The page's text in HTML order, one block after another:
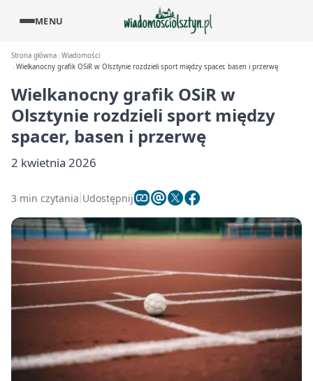
MENU
Strona główna Wiadomości
Wielkanocny grafik OSiR w Olsztynie rozdzieli sport między spacer, basen i przerwę
Wielkanocny grafik OSiR w
Olsztynie rozdzieli sport między
spacer, basen i przerwę
2 kwietnia 2026
3 min czytania Udostępnij